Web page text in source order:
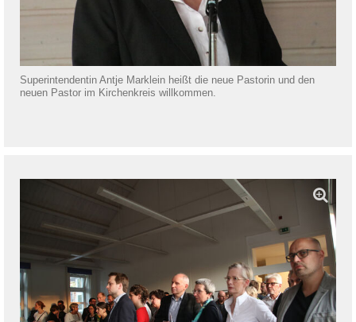
Superintendentin Antje Marklein heißt die neue Pastorin und den
neuen Pastor im Kirchenkreis willkommen.